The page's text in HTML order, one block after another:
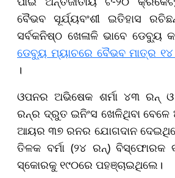
ବୈଭବ ସୂର୍ଯ୍ୟବଂଶୀ ଇତିହାସ
ସର୍ବକନିଷ୍ଠ ଖେଳାଳି ଭାବେ ଡେବ୍ୟୁ
ଡେବ୍ୟୁ ମ୍ୟାଚରେ ବୈଭବ ମାତ୍ର
।
ଓପନର ଅଭିଷେକ ଶର୍ମା ୪୩ ରନ୍
ରନ୍‌ର ଦ୍ରୁତ ଇନିଂସ ଖେଳିଥିବା
ଆୟର ୩୭ ରନର ଯୋଗଦାନ
ତିଳକ ବର୍ମା (୨୪ ରନ୍) ବିସ୍ଫୋରକ
ସ୍କୋରକୁ ୧୯୦ରେ ପହଞ୍ଚାଇଥିଲେ।